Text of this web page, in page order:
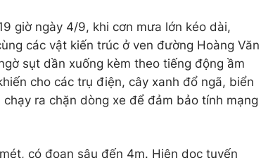
giờ ngày 4/9, khi cơn mưa lớn kéo dài,
các vật kiến trúc ở ven đường Hoàng Văn
sụt dần xuống kèm theo tiếng động ầm
cho các trụ điện, cây xanh đổ ngã, biển
ra chặn dòng xe để đảm bảo tính mạng
có đoạn sâu đến 4m. Hiện dọc tuyến